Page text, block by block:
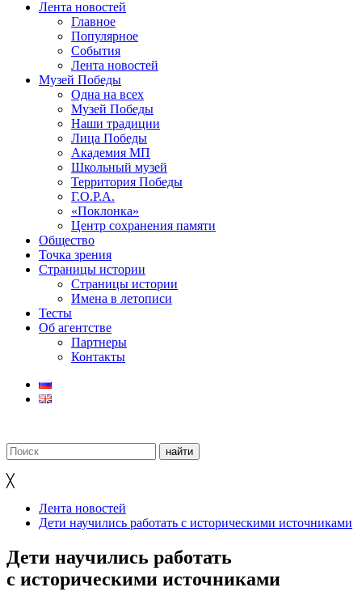
Лента новостей
Главное
Популярное
События
Лента новостей
Музей Победы
Одна на всех
Музей Победы
Наши традиции
Лица Победы
Академия МП
Школьный музей
Территория Победы
Г.О.Р.А.
«Поклонка»
Центр сохранения памяти
Общество
Точка зрения
Страницы истории
Страницы истории
Имена в летописи
Тесты
Об агентстве
Партнеры
Контакты
╳
Лента новостей
Дети научились работать с историческими источниками
Дети научились работать
с историческими источниками